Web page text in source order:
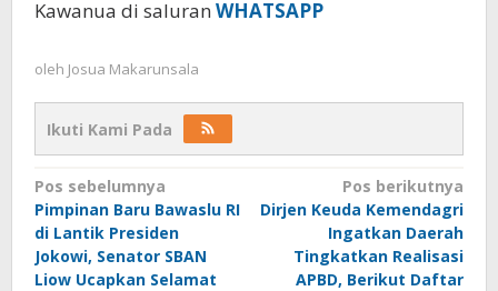
Kawanua di saluran WHATSAPP
oleh Josua Makarunsala
Ikuti Kami Pada
Navigasi
pos
Pos sebelumnya
Pimpinan Baru Bawaslu RI
di Lantik Presiden
Jokowi, Senator SBAN
Liow Ucapkan Selamat
Pos berikutnya
Dirjen Keuda Kemendagri
Ingatkan Daerah
Tingkatkan Realisasi
APBD, Berikut Daftar